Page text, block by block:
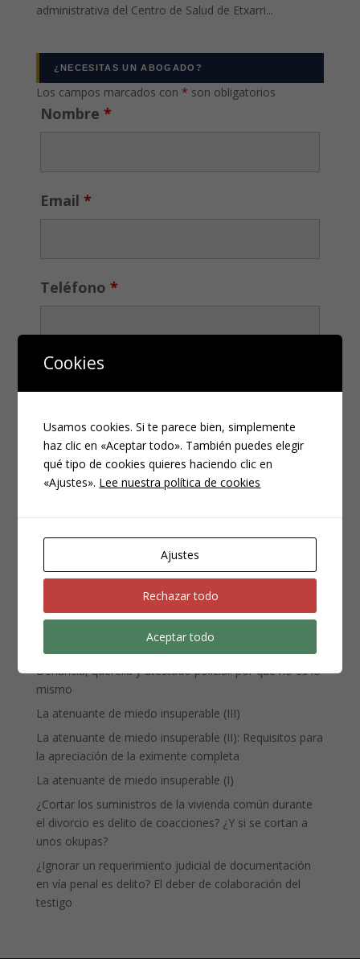
administrativa del Centro de Salud de Etxarri...
¿NECESITAS UN ABOGADO?
Los campos marcados con * son obligatorios
Nombre *
Email *
Teléfono *
CATEGORÍAS
Penitenciario
ENTRADAS RECIENTES
Denuncia, querella y atestado policial: por qué no es lo
mismo
La atenuante de miedo insuperable (III)
La atenuante de miedo insuperable (II): Requisitos para
la apreciación de la eximente completa
La atenuante de miedo insuperable (I)
¿Cortar los suministros de la vivienda común durante
el divorcio es delito de coacciones? ¿Y si se cortan a
unos okupas?
¿Ignorar un requerimiento judicial de documentación
en vía penal es delito? El deber de colaboración del
testigo
Cookies
Usamos cookies. Si te parece bien, simplemente
haz clic en «Aceptar todo». También puedes elegir
qué tipo de cookies quieres haciendo clic en
«Ajustes». Lee nuestra política de cookies
Ajustes
Rechazar todo
Aceptar todo